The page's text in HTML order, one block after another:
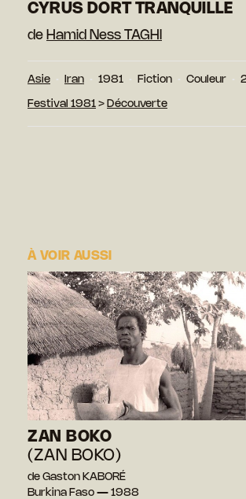
CYRUS DORT TRANQUILLE
de Hamid Ness TAGHI
Asie Iran 1981 Fiction Couleur
Festival 1981 > Découverte
À VOIR AUSSI
ZAN BOKO
(ZAN BOKO)
de Gaston KABORÉ
Burkina Faso — 1988